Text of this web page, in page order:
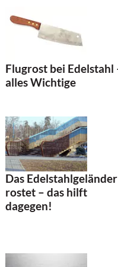
Flugrost bei Edelstahl
alles Wichtige
Das Edelstahlgeländer
rostet – das hilft
dagegen!